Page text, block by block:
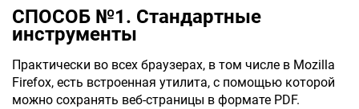
СПОСОБ №1. Стандартные
инструменты
Практически во всех браузерах, в том числе в Mozilla
Firefox, есть встроенная утилита, с помощью которой
можно сохранять веб-страницы в формате PDF.